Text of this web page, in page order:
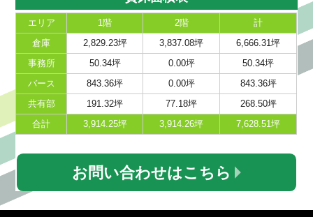
エリア 1階 2階
計
倉庫
2,829.23坪 3,837.08坪
6,666.31坪
事務所
50.34坪 0.00坪
50.34坪
バース
843.36坪 0.00坪
843.36坪
共有部
191.32坪 77.18坪
268.50坪
合計
3,914.25坪 3,914.26坪 7,628.51坪
お問い合わせはこちら